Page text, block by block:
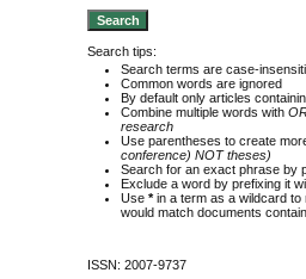
Search tips:
Search terms are case-
Common words are ignored
By default only articles
Combine multiple words with
research
Use parentheses to create
conference) NOT theses)
Search for an exact phrase by
Exclude a word by prefixing it
Use *in a term as a wildcard
would match documents
ISSN: 2007-9737